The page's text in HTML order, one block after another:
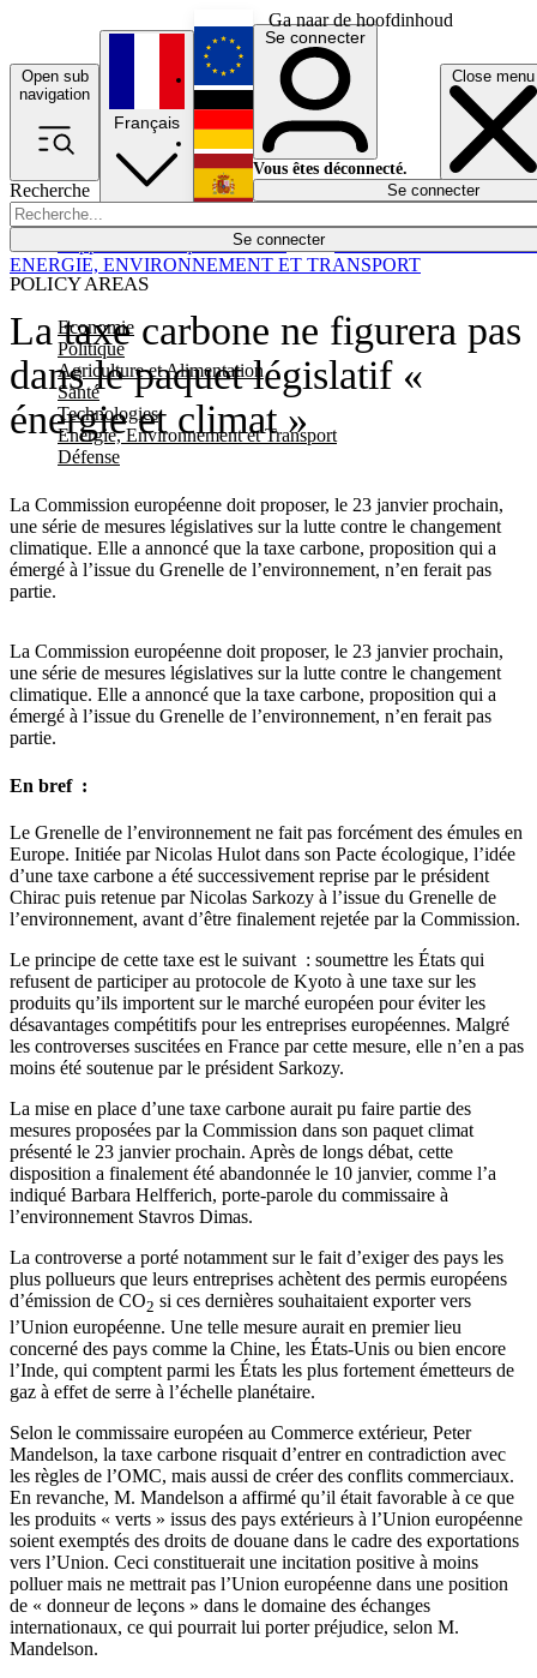
Ga naar de hoofdinhoud
Open sub
navigation
Close menu
Recherche
Se connecter
POLICY AREAS
Economie
Politique
Agriculture et Alimentation
Santé
Technologies
Energie, Environnement et Transport
Défense
Économie
Français
English
Deutsch
Español
Se connecter
Vous êtes déconnecté.
Se connecter
La taxe carbone ne figurera pas
dans le paquet législatif «
énergie et climat »
La Commission européenne doit proposer, le 23 janvier prochain,
une série de mesures législatives sur la lutte contre le changement
climatique. Elle a annoncé que la taxe carbone, proposition qui a
émergé à l’issue du Grenelle de l’environnement, n’en ferait pas
partie.
ENERGIE, ENVIRONNEMENT ET TRANSPORT
La Commission européenne doit proposer, le 23 janvier prochain,
une série de mesures législatives sur la lutte contre le changement
climatique. Elle a annoncé que la taxe carbone, proposition qui a
émergé à l’issue du Grenelle de l’environnement, n’en ferait pas
partie.
En bref :
Le Grenelle de l’environnement ne fait pas forcément des émules en
Europe. Initiée par Nicolas Hulot dans son Pacte écologique, l’idée
d’une taxe carbone a été successivement reprise par le président
Chirac puis retenue par Nicolas Sarkozy à l’issue du Grenelle de
l’environnement, avant d’être finalement rejetée par la Commission.
Le principe de cette taxe est le suivant : soumettre les États qui
refusent de participer au protocole de Kyoto à une taxe sur les
produits qu’ils importent sur le marché européen pour éviter les
désavantages compétitifs pour les entreprises européennes. Malgré
les controverses suscitées en France par cette mesure, elle n’en a pas
moins été soutenue par le président Sarkozy.
La mise en place d’une taxe carbone aurait pu faire partie des
mesures proposées par la Commission dans son paquet climat
présenté le 23 janvier prochain. Après de longs débat, cette
disposition a finalement été abandonnée le 10 janvier, comme l’a
indiqué Barbara Helfferich, porte-parole du commissaire à
l’environnement Stavros Dimas.
La controverse a porté notamment sur le fait d’exiger des pays les
plus pollueurs que leurs entreprises achètent des permis européens
d’émission de CO2 si ces dernières souhaitaient exporter vers
l’Union européenne. Une telle mesure aurait en premier lieu
concerné des pays comme la Chine, les États-Unis ou bien encore
l’Inde, qui comptent parmi les États les plus fortement émetteurs de
gaz à effet de serre à l’échelle planétaire.
Selon le commissaire européen au Commerce extérieur, Peter
Mandelson, la taxe carbone risquait d’entrer en contradiction avec
les règles de l’OMC, mais aussi de créer des conflits commerciaux.
En revanche, M. Mandelson a affirmé qu’il était favorable à ce que
les produits « verts » issus des pays extérieurs à l’Union européenne
soient exemptés des droits de douane dans le cadre des exportations
vers l’Union. Ceci constituerait une incitation positive à moins
polluer mais ne mettrait pas l’Union européenne dans une position
de « donneur de leçons » dans le domaine des échanges
internationaux, ce qui pourrait lui porter préjudice, selon M.
Mandelson.